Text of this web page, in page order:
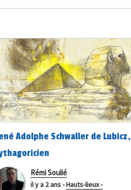
Adolphe Schwaller de Lubicz,
Rémi Soulié
il y a 2 ans-Hauts-lieux -